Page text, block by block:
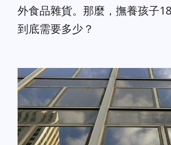
外食品雜貨。那麼，撫養孩子
到底需要多少？